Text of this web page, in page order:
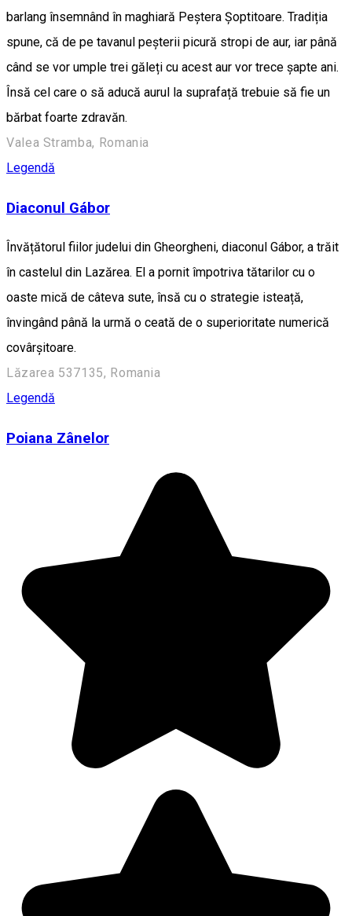
barlang însemnând în maghiară Peștera Șoptitoare. Tradiția
spune, că de pe tavanul peșterii picură stropi de aur, iar până
când se vor umple trei găleți cu acest aur vor trece șapte ani.
Însă cel care o să aducă aurul la suprafață trebuie să fie un
bărbat foarte zdravăn.
Valea Stramba, Romania
Legendă
Diaconul Gábor
Învățătorul fiilor judelui din Gheorgheni, diaconul Gábor, a trăit
în castelul din Lazărea. El a pornit împotriva tătarilor cu o
oaste mică de câteva sute, însă cu o strategie isteață,
învingând până la urmă o ceată de o superioritate numerică
covârșitoare.
Lăzarea 537135, Romania
Legendă
Poiana Zânelor